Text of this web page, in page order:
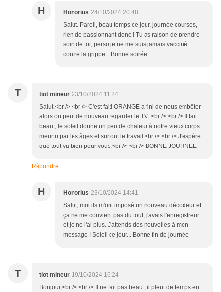
H Honorius 24/10/2024 20:48
Salut. Pareil, beau temps ce jour, journée courses,
rien de passionnant donc ! Tu as raison de prendre
soin de toi, perso je ne me suis jamais vacciné
contre la grippe... Bonne soirée
T tiot mineur 23/10/2024 11:24
Salut,<br /> <br /> C'est fait! ORANGE a fini de nous embêter
alors on peut de nouveau regarder le TV .<br /> <br /> Il fait
beau , le soleil donne un peu de chaleur à notre vieux corps
meurtri par les âges et surtout le travail.<br /> <br /> J'espère
que tout va bien pour vous.<br /> <br /> BONNE JOURNEE
Répondre
H Honorius 23/10/2024 14:41
Salut, moi ils m'ont imposé un nouveau décodeur et
ça ne me convient pas du tout, j'avais l'enregistreur
et je ne l'ai plus. J'attends des nouvelles à mon
message ! Soleil ce jour... Bonne fin de journée
T tiot mineur 19/10/2024 16:24
Bonjour,<br /> <br /> Il ne fait pas beau , il pleut de temps en